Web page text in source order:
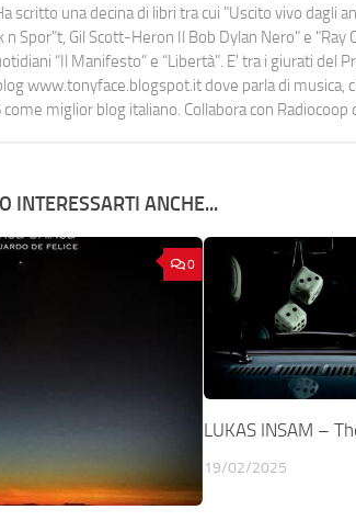
scritto una decina di libri tra cui "Uscito vivo dagli
n Spor"t, Gil Scott-Heron Il Bob Dylan Nero" e "Ray
“Il Manifesto” e “Libertà”. E' tra i giurati del
www.tonyface.blogspot.it dove parla di musica,
come miglior blog italiano. Collabora con Radiocoop
INTERESSARTI ANCHE...
0
LUKAS INSAM –
19/02/2025